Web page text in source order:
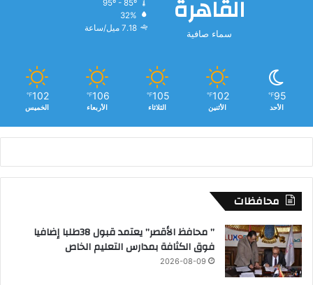
القاهرة
سماء صافية
95º - 85º
32%
7.18 ميل/ساعة
95
℉
الأحد
102
℉
الأثنين
105
℉
الثلاثاء
106
℉
الأربعاء
102
℉
الخميس
محافظات
” محافظ الأقصر” يعتمد قبول 38طلبا إضافيا
فوق الكثافة بمدارس التعليم الخاص
2026-08-09